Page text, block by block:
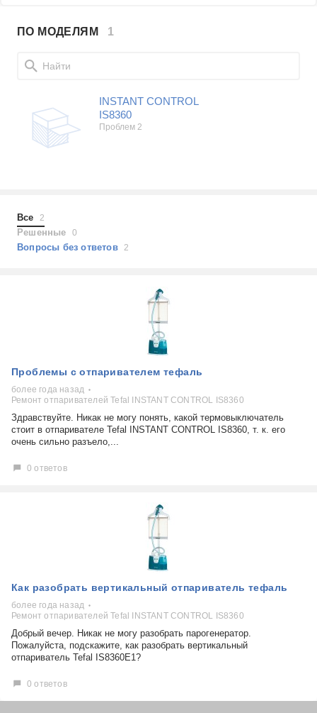
Samsung
Bosch
Asus
JBL
Сотовые телефоны
Телевизоры
Наушники
Пылесосы
Выберите...
не включается
стоимость замены
не заряжается
возможность ремонта
ПО МОДЕЛЯМ 1
INSTANT CONTROL
IS8360
Проблем 2
Все 2
Решенные 0
Вопросы без ответов2
Проблемы с отпаривателем тефаль
более года назад
Ремонт отпаривателей Tefal INSTANT CONTROL IS8360
Здравствуйте. Никак не могу понять, какой термовыключатель
стоит в отпаривателе Tefal INSTANT CONTROL IS8360, т. к. его
очень сильно разъело,...
0 ответов
Как разобрать вертикальный отпариватель тефаль
более года назад
Ремонт отпаривателей Tefal INSTANT CONTROL IS8360
Добрый вечер. Никак не могу разобрать парогенератор.
Пожалуйста, подскажите, как разобрать вертикальный
отпариватель Tefal IS8360E1?
0 ответов